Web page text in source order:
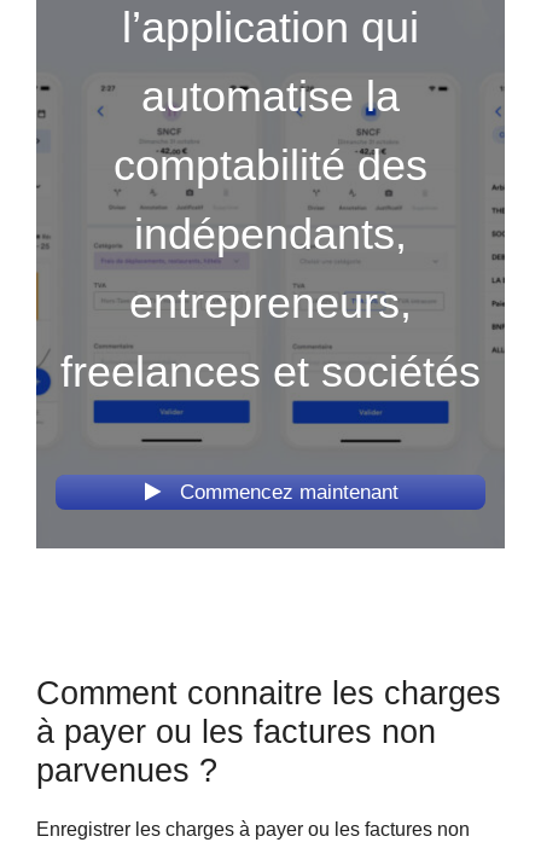
l’application qui
automatise la
comptabilité des
indépendants,
entrepreneurs,
freelances et sociétés
Commencez maintenant
Comment connaitre les charges
à payer ou les factures non
parvenues ?
Enregistrer les charges à payer ou les factures non